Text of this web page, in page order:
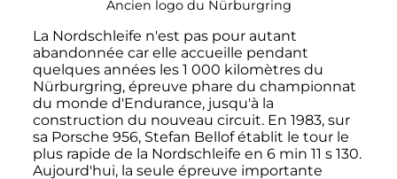
Ancien logo du Nürburgring
La Nordschleife n'est pas pour autant
abandonnée car elle accueille pendant
quelques années les 1 000 kilomètresdu
Nürburgring, épreuve phare du championnat
du monde d'Endurance, jusqu'à la
construction du nouveau circuit. En 1983, sur
sa Porsche 956, Stefan Bellof établit le tour le
plus rapide de la Nordschleife en 6 min 11 s130.
Aujourd'hui, la seule épreuve importante